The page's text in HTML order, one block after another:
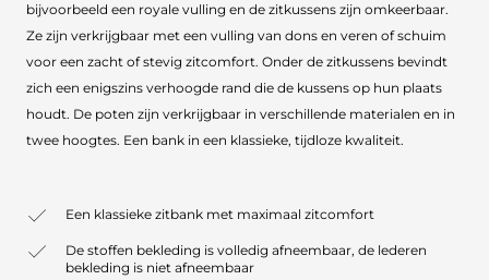
bijvoorbeeld een royale vulling en de zitkussens zijn omkeerbaar.
Ze zijn verkrijgbaar met een vulling van dons en veren of schuim
voor een zacht of stevig zitcomfort. Onder de zitkussens bevindt
zich een enigszins verhoogde rand die de kussens op hun plaats
houdt. De poten zijn verkrijgbaar in verschillende materialen en in
twee hoogtes. Een bank in een klassieke, tijdloze kwaliteit.
Een klassieke zitbank met maximaal zitcomfort
De stoffen bekleding is volledig afneembaar, de lederen
bekleding is niet afneembaar